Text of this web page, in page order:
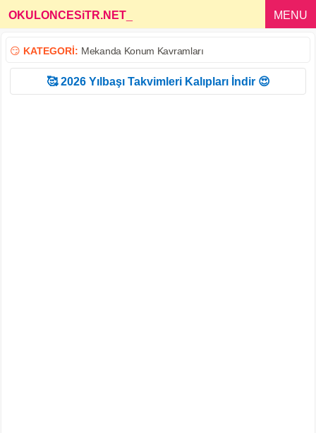
OKULONCESiTR.NET MENU
😏 KATEGORİ: Mekanda Konum Kavramları
🥰 2026 Yılbaşı Takvimleri Kalıpları İndir 😍